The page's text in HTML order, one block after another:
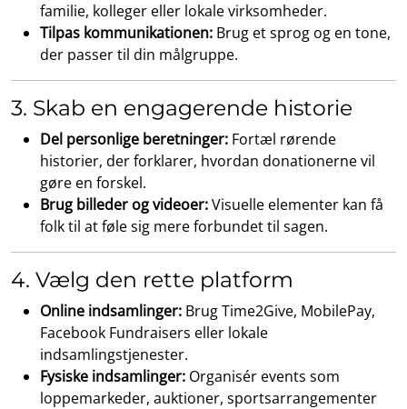
familie, kolleger eller lokale virksomheder.
Tilpas kommunikationen: Brug et sprog og en tone,
der passer til din målgruppe.
3. Skab en engagerende historie
Del personlige beretninger: Fortæl rørende
historier, der forklarer, hvordan donationerne vil
gøre en forskel.
Brug billeder og videoer:Visuelle elementer kan få
folk til at føle sig mere forbundet til sagen.
4. Vælg den rette platform
Online indsamlinger: Brug Time2Give, MobilePay,
Facebook Fundraisers eller lokale
indsamlingstjenester.
Fysiske indsamlinger: Organisér events som
loppemarkeder, auktioner, sportsarrangementer